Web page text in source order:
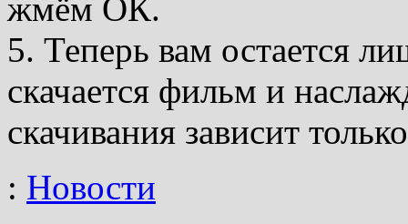
жмём ОК.
5. Теперь вам остается
скачается фильм и
скачивания зависит
: Новости